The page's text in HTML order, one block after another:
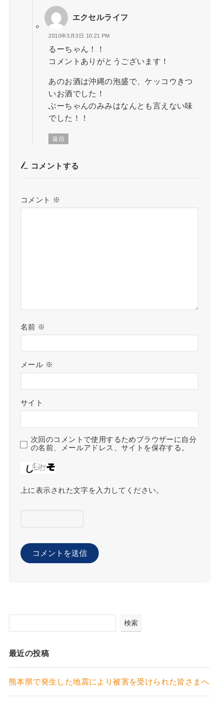
エクセルライフ
2010年3月3日 10:21 PM
るーちゃん！！
コメントありがとうございます！
あのお酒は沖縄の泡盛で、ケッコウきつ
いお酒でした！
ぶーちゃんのみみはなんとも言えない味
でした！！
返信
コメントする
コメント ※
名前 ※
メール ※
サイト
次回のコメントで使用するためブラウザーに自分
の名前、メールアドレス、サイトを保存する。
上に表示された文字を入力してください。
検索
最近の投稿
熊本県で発生した地震により被害を受けられた皆さまへ